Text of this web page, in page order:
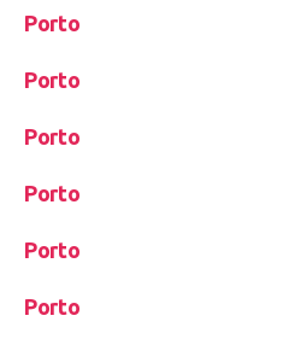
Porto
Porto
Porto
Porto
Porto
Porto